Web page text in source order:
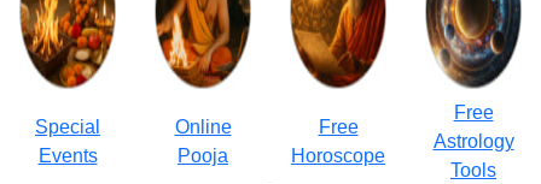
Special
Events
Online
Pooja
Free
Horoscope
Free
Astrology
Tools